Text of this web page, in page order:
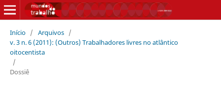
Início / Arquivos /
v. 3 n. 6 (2011): (Outros) Trabalhadores livres no atlântico
oitocentista
/
Dossiê